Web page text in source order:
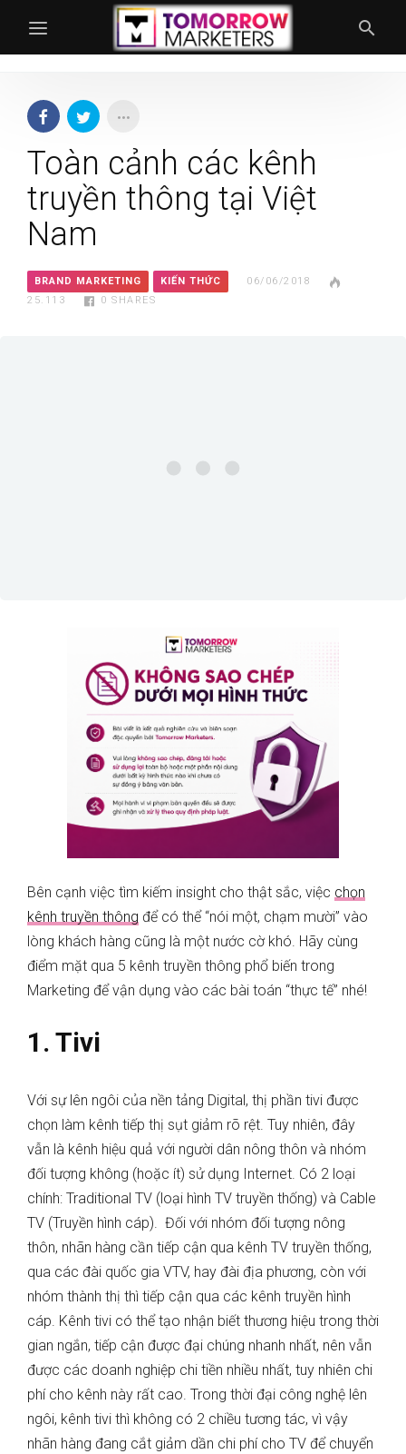
Toàn cảnh các kênh
truyền thông tại Việt
Nam
BRAND MARKETING KIẾN THỨC
06/06/2018
25.113
0 SHARES
Bên cạnh việc tìm kiếm insight cho thật sắc, việc chọn
kênh truyền thông để có thể “nói một, chạm mười” vào
lòng khách hàng cũng là một nước cờ khó. Hãy cùng
điểm mặt qua 5 kênh truyền thông phổ biến trong
Marketing để vận dụng vào các bài toán “thực tế” nhé!
1. Tivi
Với sự lên ngôi của nền tảng Digital, thị phần tivi được
chọn làm kênh tiếp thị sụt giảm rõ rệt. Tuy nhiên, đây
vẫn là kênh hiệu quả với người dân nông thôn và nhóm
đối tượng không (hoặc ít) sử dụng Internet. Có 2 loại
chính: Traditional TV (loại hình TV truyền thống) và Cable
TV (Truyền hình cáp). Đối với nhóm đối tượng nông
thôn, nhãn hàng cần tiếp cận qua kênh TV truyền thống,
qua các đài quốc gia VTV, hay đài địa phương, còn với
nhóm thành thị thì tiếp cận qua các kênh truyền hình
cáp. Kênh tivi có thể tạo nhận biết thương hiệu trong thời
gian ngắn, tiếp cận được đại chúng nhanh nhất, nên vẫn
được các doanh nghiệp chi tiền nhiều nhất, tuy nhiên chi
phí cho kênh này rất cao. Trong thời đại công nghệ lên
ngôi, kênh tivi thì không có 2 chiều tương tác, vì vậy
nhãn hàng đang cắt giảm dần chi phí cho TV để chuyển